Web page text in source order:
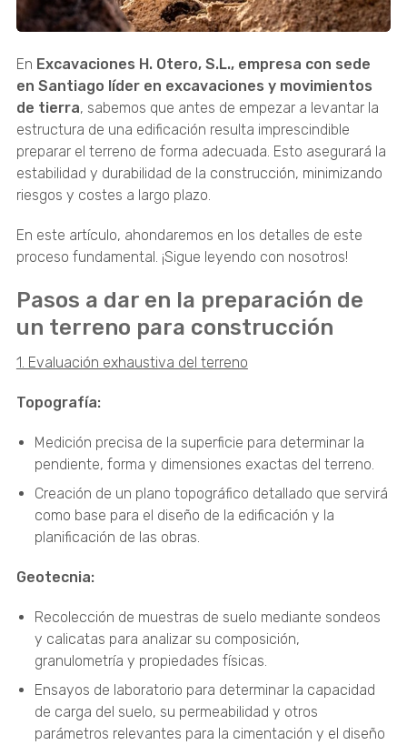
En Excavaciones H. Otero, S.L., empresa con sede
en Santiago líder en excavaciones y movimientos
de tierra, sabemos que antes de empezar a levantar la
estructura de una edificación resulta imprescindible
preparar el terreno de forma adecuada. Esto asegurará la
estabilidad y durabilidad de la construcción, minimizando
riesgos y costes a largo plazo.
En este artículo, ahondaremos en los detalles de este
proceso fundamental. ¡Sigue leyendo con nosotros!
Pasos a dar en la preparación de
un terreno para construcción
1. Evaluación exhaustiva del terreno
Topografía:
Medición precisa de la superficie para determinar la
pendiente, forma y dimensiones exactas del terreno.
Creación de un plano topográfico detallado que servirá
como base para el diseño de la edificación y la
planificación de las obras.
Geotecnia:
Recolección de muestras de suelo mediante sondeos
y calicatas para analizar su composición,
granulometría y propiedades físicas.
Ensayos de laboratorio para determinar la capacidad
de carga del suelo, su permeabilidad y otros
parámetros relevantes para la cimentación y el diseño